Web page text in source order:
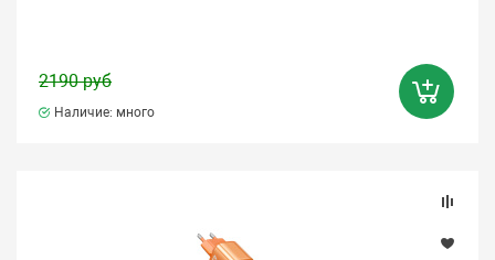
2190 руб
Наличие: много